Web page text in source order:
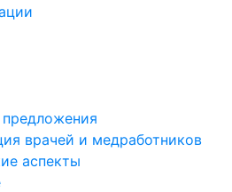
врачей и медработников
аспекты